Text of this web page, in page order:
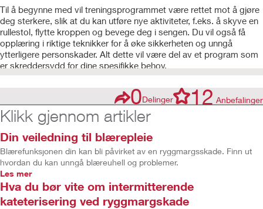
Til å begynne med vil treningsprogrammet være rettet mot å gjøre
deg sterkere, slik at du kan utføre nye aktiviteter, f.eks. å skyve en
rullestol, flytte kroppen og bevege deg i sengen. Du vil også få
opplæring i riktige teknikker for å øke sikkerheten og unngå
ytterligere personskader. Alt dette vil være del av et program som
er skreddersydd for dine spesifikke behov.
0Delinger 12 Anbefalinger
Klikk gjennom artikler
Din veiledning til blærepleie
Blærefunksjonen din kan bli påvirket av en ryggmargsskade. Finn ut
hvordan du kan unngå blæreuhell og problemer.
Les mer
Hva du bør vite om intermitterende
kateterisering ved ryggmargskade